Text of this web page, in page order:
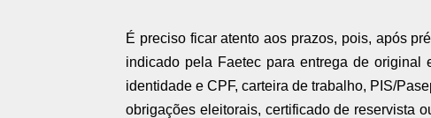
É preciso ficar atento aos prazos, pois, após
indicado pela Faetec para entrega de
identidade e CPF, carteira de trabalho, PIS/
obrigações eleitorais, certificado de reservista